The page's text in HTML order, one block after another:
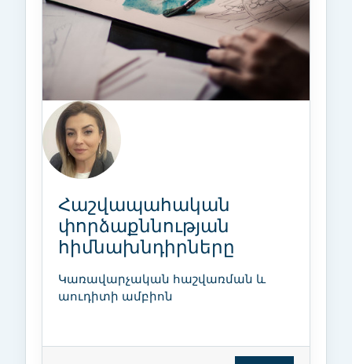
Հաշվապահական
փորձաքննության
հիմնախնդիրները
Կառավարչական հաշվառման և
աուդիտի ամբիոն